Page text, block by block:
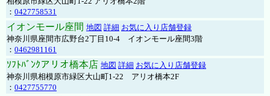
： 0427758531
イオンモール座間 地図 詳細 お気に入り店舗登録
神奈川県座間市広野台2丁目10-4 イオンモール座間3階
： 0462981161
ｿﾌﾄﾊﾞﾝｸアリオ橋本店 地図 詳細 お気に入り店舗登録
神奈川県相模原市緑区大山町1-22 アリオ橋本2F
： 0427755770